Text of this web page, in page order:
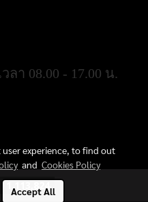
ลา 08.00 - 17.00 น.
user experience, to find out
and Cookies Policy
Accept All